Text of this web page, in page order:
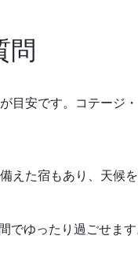
問
目安です。コテージ
た宿もあり、天候を
ゆったり過ごせます